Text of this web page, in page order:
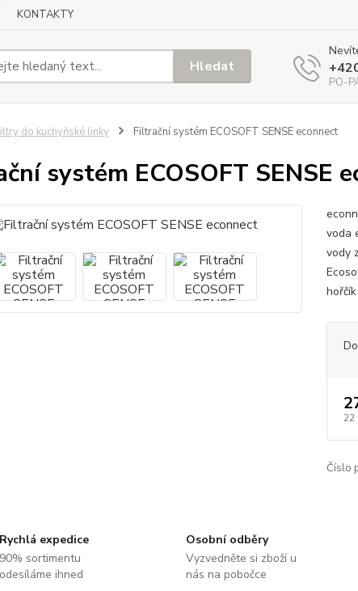
KONTAKTY
Hledat
PO-
do kuchyňské linky Filtrační systém ECOSOFT SENSE econnect
systém ECOSOFT SENSE
voda
vody
22
Číslo
Rychlá expedice
90% sortimentu
odesíláme ihned
Osobní odběry
Vyzvedněte si zboží u
nás na pobočce